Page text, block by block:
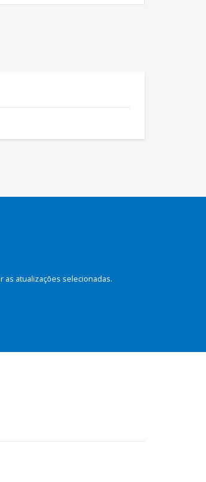
as atualizações selecionadas.